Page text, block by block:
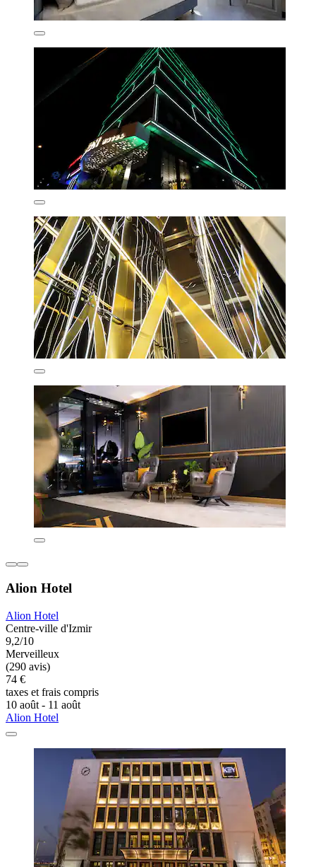
Alion Hotel
Alion Hotel
Centre-ville d'Izmir
9,2/10
Merveilleux
(290 avis)
74 €
taxes et frais compris
10 août - 11 août
Alion Hotel